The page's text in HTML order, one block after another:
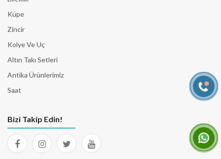
Küpe
Zincir
Kolye Ve Uç
Altın Takı Setleri
Antika Ürünlerimiz
Saat
Bizi Takip Edin!